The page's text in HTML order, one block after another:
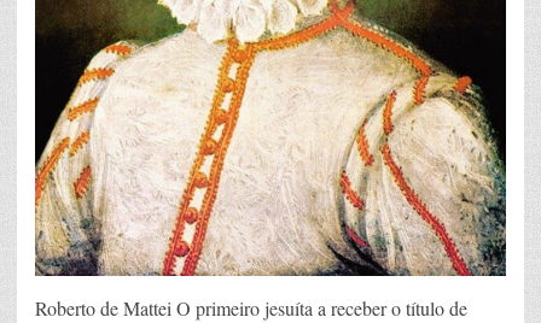
Roberto de Mattei O primeiro jesuíta a receber o título de